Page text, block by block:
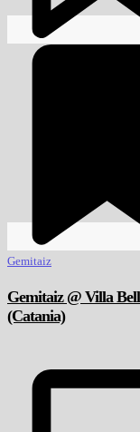
Gemitaiz
Gemitaiz @ Villa
(Catania)